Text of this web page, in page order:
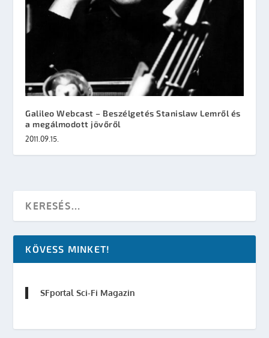
Galileo Webcast – Beszélgetés Stanislaw Lemről és
a megálmodott jövőről
2011.09.15.
KÖVESS MINKET!
SFportal Sci-Fi Magazin